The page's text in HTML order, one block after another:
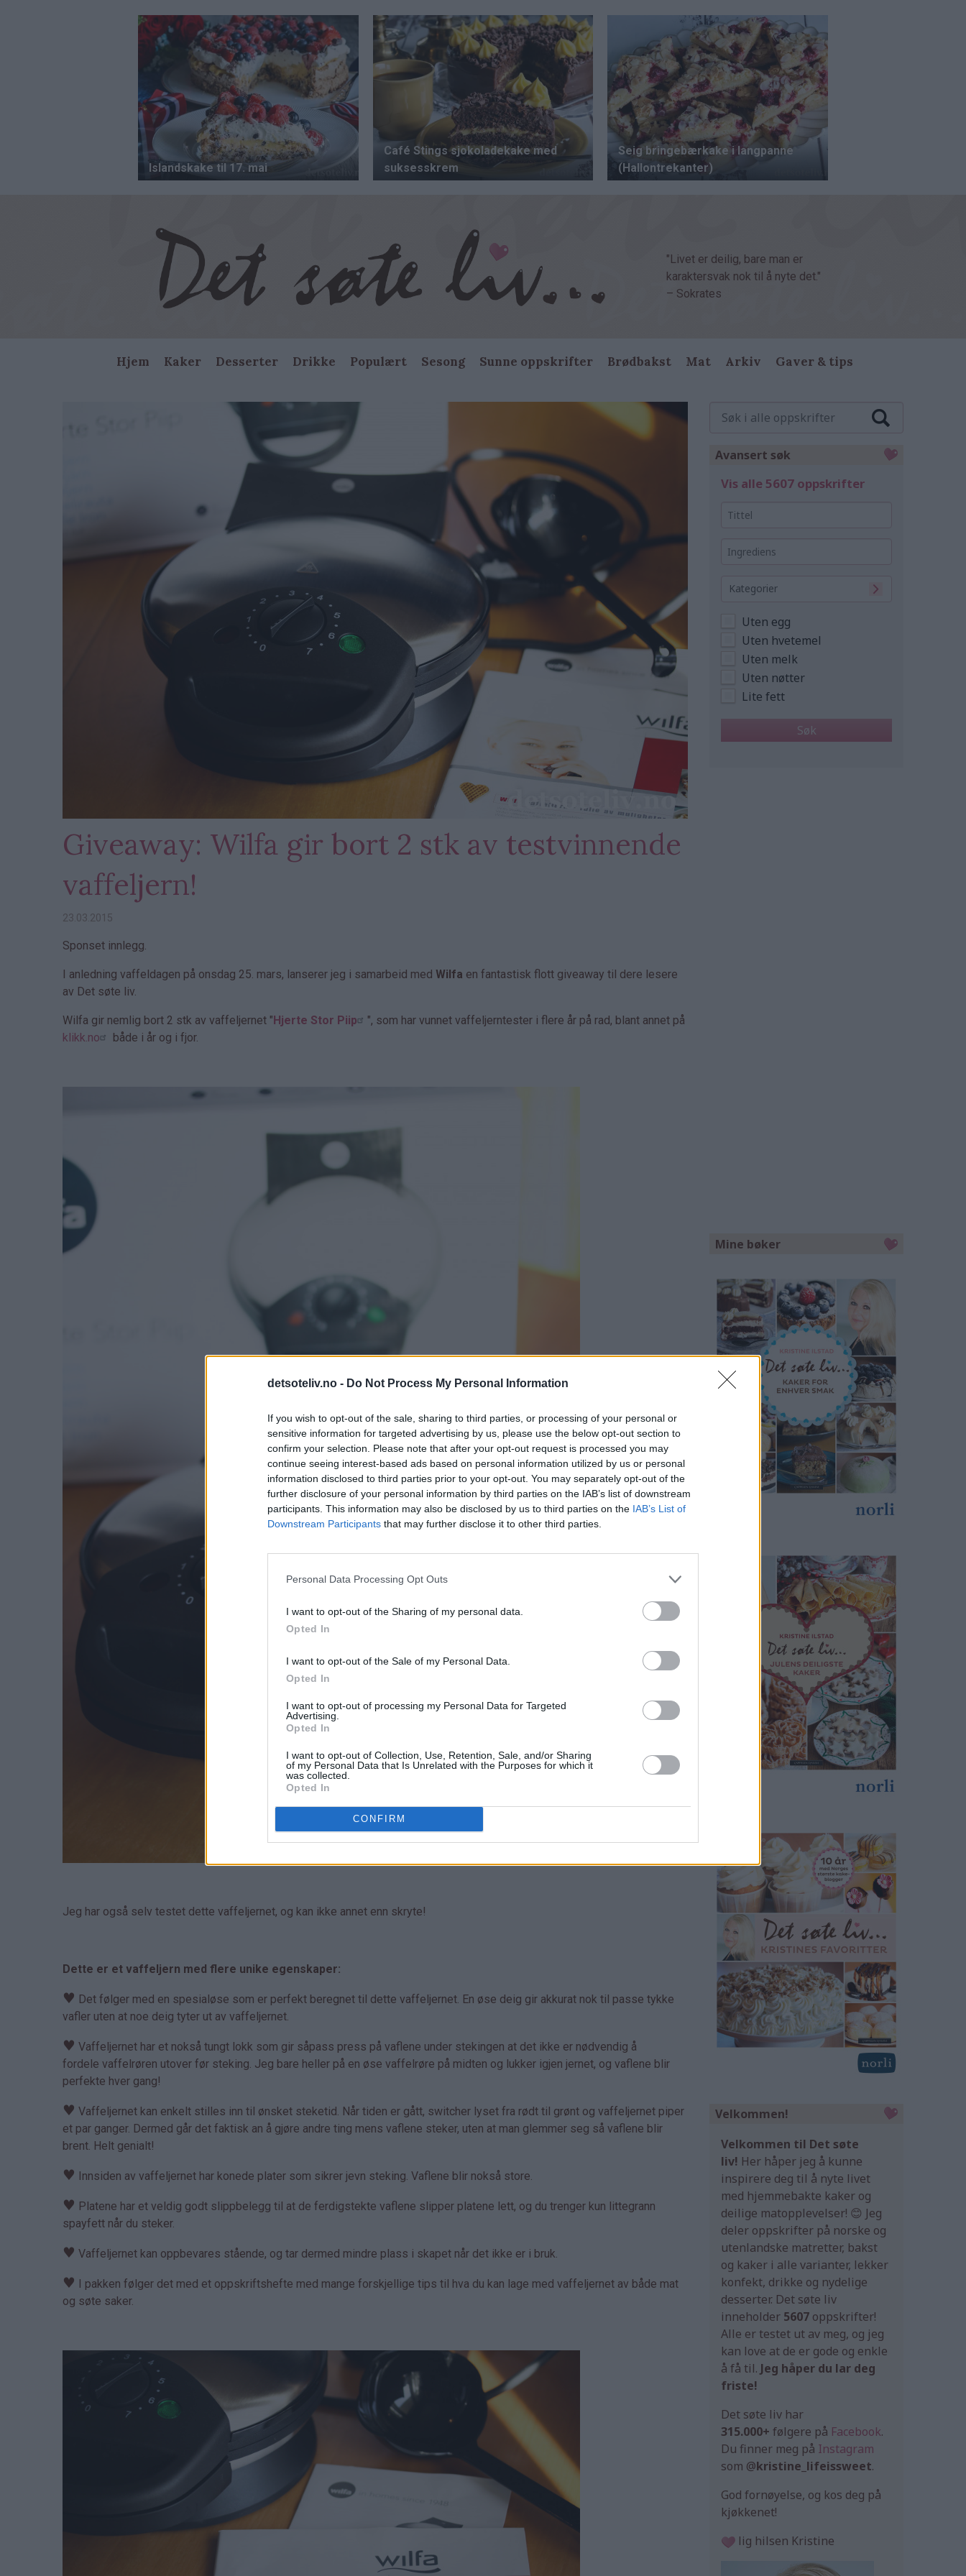
detsoteliv.no - Do Not Process My Personal Information
If you wish to opt-out of the sale, sharing to third parties, or processing of your personal or
sensitive information for targeted advertising by us, please use the below opt-out section to
confirm your selection. Please note that after your opt-out request is processed you may
continue seeing interest-based ads based on personal information utilized by us or personal
information disclosed to third parties prior to your opt-out. You may separately opt-out of the
further disclosure of your personal information by third parties on the IAB’s list of downstream
participants. This information may also be disclosed by us to third parties on the IAB’s List of
Downstream Participants that may further disclose it to other third parties.
Personal Data Processing Opt Outs
I want to opt-out of the Sharing of my personal data.
Opted In
I want to opt-out of the Sale of my Personal Data.
Opted In
I want to opt-out of processing my Personal Data for Targeted
Advertising.
Opted In
I want to opt-out of Collection, Use, Retention, Sale, and/or Sharing
of my Personal Data that Is Unrelated with the Purposes for which it
was collected.
Opted In
CONFIRM
"Livet er deilig, bare man er
karaktersvak nok til å nyte det."
– Sokrates
Main
navigation
Hjem Kaker Desserter Drikke Populært Sesong Sunne oppskrifter Brødbakst Mat Arkiv Gaver & tips
Giveaway: Wilfa gir bort 2 stk av testvinnende
vaffeljern!
23.03.2015
Sponset innlegg.
I anledning vaffeldagen på onsdag 25. mars, lanserer jeg i samarbeid med Wilfa en fantastisk flott giveaway til dere lesere
av Det søte liv.
Wilfa gir nemlig bort 2 stk av vaffeljernet "Hjerte Stor Piip
", som har vunnet vaffeljerntester i flere år på rad, blant annet på
klikk.no
både i år og i fjor.
Jeg har også selv testet dette vaffeljernet, og kan ikke annet enn skryte!
Dette er et vaffeljern med flere unike egenskaper:
♥ Det følger med en spesialøse som er perfekt beregnet til dette vaffeljernet. En øse deig gir akkurat nok til passe tykke
vafler uten at noe deig tyter ut av vaffeljernet.
♥ Vaffeljernet har et nokså tungt lokk som gir såpass press på vaflene under stekingen at det ikke er nødvendig å
fordele vaffelrøren utover før steking. Jeg bare heller på en øse vaffelrøre på midten og lukker igjen jernet, og vaflene blir
perfekte hver gang!
♥ Vaffeljernet kan enkelt stilles inn til ønsket steketid. Når tiden er gått, switcher lyset fra rødt til grønt og vaffeljernet piper
et par ganger. Dermed går det faktisk an å gjøre andre ting mens vaflene steker, uten at man glemmer seg så vaflene blir
brent. Helt genialt!
♥ Innsiden av vaffeljernet har konede plater som sikrer jevn steking. Vaflene blir nokså store.
♥ Platene har et veldig godt slippbelegg til at de ferdigstekte vaflene slipper platene lett, og du trenger kun littegrann
spayfett når du steker.
♥ Vaffeljernet kan oppbevares stående, og tar dermed mindre plass i skapet når det ikke er i bruk.
♥ I pakken følger det med et oppskriftshefte med mange forskjellige tips til hva du kan lage med vaffeljernet av både mat
og søte saker.
Avansert søk
Vis alle 5607 oppskrifter
Kategorier
Uten egg
Uten hvetemel
Uten melk
Uten nøtter
Lite fett
Mine bøker
Velkommen!
Velkommen til Det søte
liv! Her håper jeg å kunne
inspirere deg til å nyte livet
med hjemmebakte kaker og
deilige matopplevelser! 😊 Jeg
deler oppskrifter på norske og
utenlandske matretter, bakst
og kaker i alle varianter, lekker
konfekt, drikke og nydelige
desserter. Det søte liv
inneholder 5607 oppskrifter!
Alle er testet ut av meg, og jeg
kan love at de er gode og enkle
å få til. Jeg håper du lar deg
friste!
Det søte liv har
315.000+ følgere på Facebook.
Du finner meg på Instagram
som @kristine_lifeissweet.
God fornøyelse, og kos deg på
kjøkkenet!
lig hilsen Kristine